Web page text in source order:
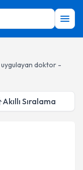
uygulayan doktor -
Akıllı Sıralama